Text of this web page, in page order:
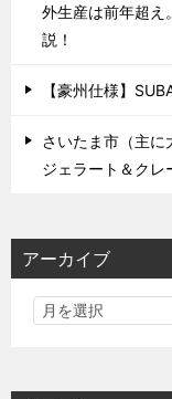
外生産は前年超え
説！
【豪州仕様】
さいたま市（主に
ジェラート＆クレ
アーカイブ